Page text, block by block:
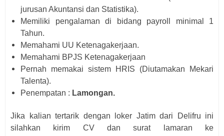
jurusan Akuntansi dan Statistika).
Memiliki pengalaman di bidang payroll minimal 1
Tahun.
Memahami UU Ketenagakerjaan.
Memahami BPJS Ketenagakerjaan
Pernah memakai sistem HRIS (Diutamakan Mekari
Talenta).
Penempatan : Lamongan.
Jika kalian tertarik dengan loker Jatim dari Delifru ini
silahkan kirim CV dan surat lamaran ke